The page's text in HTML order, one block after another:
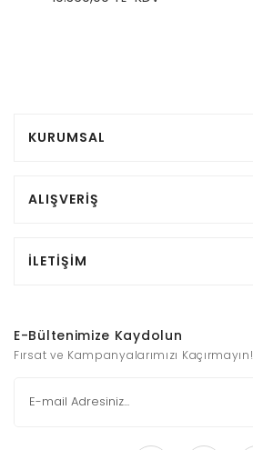
KURUMSAL
ALIŞVERİŞ
İLETİŞİM
E-Bültenimize Kaydolun
Fırsat ve Kampanyalarımızı Kaçırmayın!